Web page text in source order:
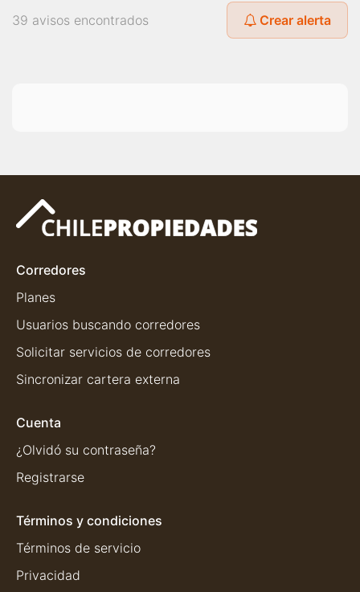
39 avisos encontrados Crear alerta
Corredores
Planes
Usuarios buscando corredores
Solicitar servicios de corredores
Sincronizar cartera externa
Cuenta
¿Olvidó su contraseña?
Registrarse
Términos y condiciones
Términos de servicio
Privacidad